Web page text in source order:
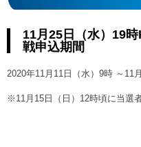
11月25日（水）19
戦申込期間
2020年11月11日（水）9時 ～11
※11月15日（日）12時頃に当選